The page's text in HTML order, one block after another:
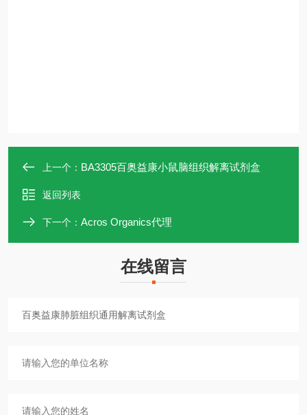
上一个： BA3305百奥益康小鼠脑组织解离试剂盒
返回列表
下一个： Acros Organics代理
在线留言